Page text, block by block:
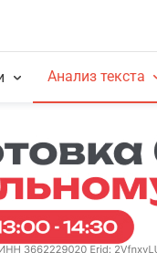
Анализ текста